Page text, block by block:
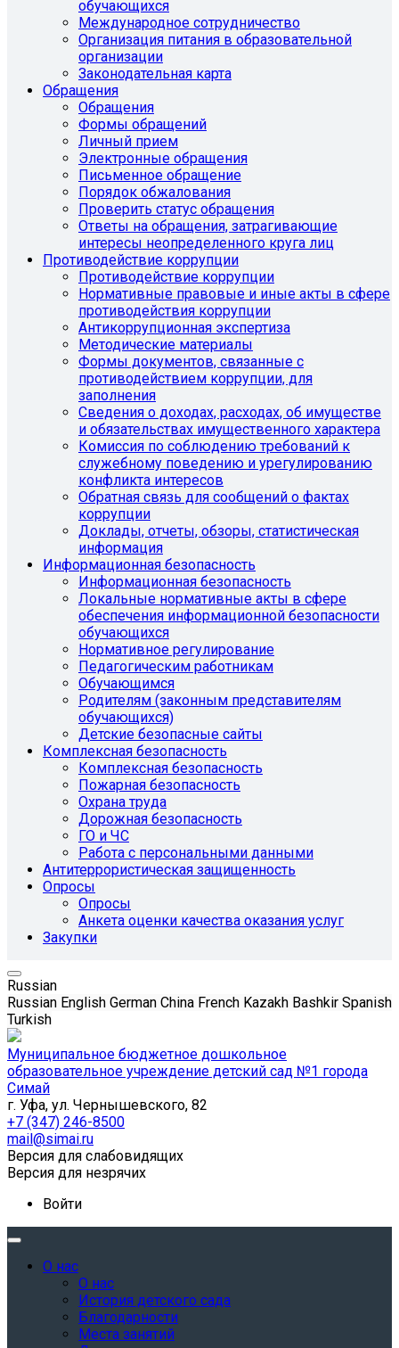
обучающихся
Международное сотрудничество
Организация питания в образовательной
организации
Законодательная карта
Обращения
Обращения
Формы обращений
Личный прием
Электронные обращения
Письменное обращение
Порядок обжалования
Проверить статус обращения
Ответы на обращения, затрагивающие
интересы неопределенного круга лиц
Противодействие коррупции
Противодействие коррупции
Нормативные правовые и иные акты в сфере
противодействия коррупции
Антикоррупционная экспертиза
Методические материалы
Формы документов, связанные с
противодействием коррупции, для
заполнения
Сведения о доходах, расходах, об имуществе
и обязательствах имущественного характера
Комиссия по соблюдению требований к
служебному поведению и урегулированию
конфликта интересов
Обратная связь для сообщений о фактах
коррупции
Доклады, отчеты, обзоры, статистическая
информация
Информационная безопасность
Информационная безопасность
Локальные нормативные акты в сфере
обеспечения информационной безопасности
обучающихся
Нормативное регулирование
Педагогическим работникам
Обучающимся
Родителям (законным представителям
обучающихся)
Детские безопасные сайты
Комплексная безопасность
Комплексная безопасность
Пожарная безопасность
Охрана труда
Дорожная безопасность
ГО и ЧС
Работа с персональными данными
Антитеррористическая защищенность
Опросы
Опросы
Анкета оценки качества оказания услуг
Закупки
Russian
Russian English German China French Kazakh Bashkir Spanish
Turkish
Муниципальное бюджетное дошкольное
образовательное учреждение детский сад №1 города
Симай
г. Уфа, ул. Чернышевского, 82
+7 (347) 246-8500
mail@simai.ru
Версия для слабовидящих
Версия для незрячих
Войти
О нас
О нас
История детского сада
Благодарности
Места занятий